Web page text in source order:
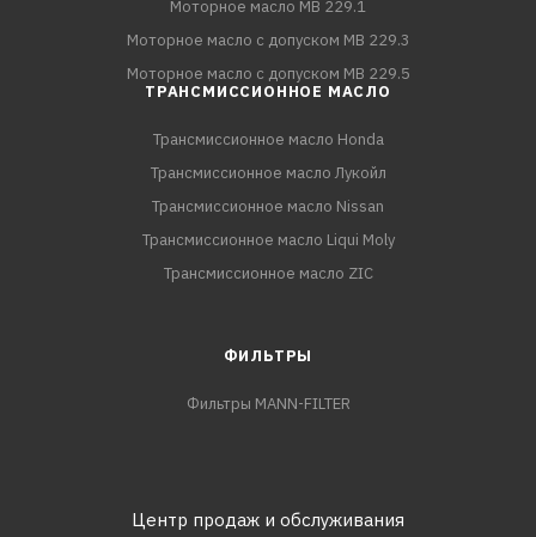
Моторное масло MB 229.1
Моторное масло с допуском MB 229.3
Моторное масло с допуском MB 229.5
ТРАНСМИССИОННОЕ МАСЛО
Трансмиссионное масло Honda
Трансмиссионное масло Лукойл
Трансмиссионное масло Nissan
Трансмиссионное масло Liqui Moly
Трансмиссионное масло ZIC
ФИЛЬТРЫ
Фильтры MANN-FILTER
Центр продаж и обслуживания